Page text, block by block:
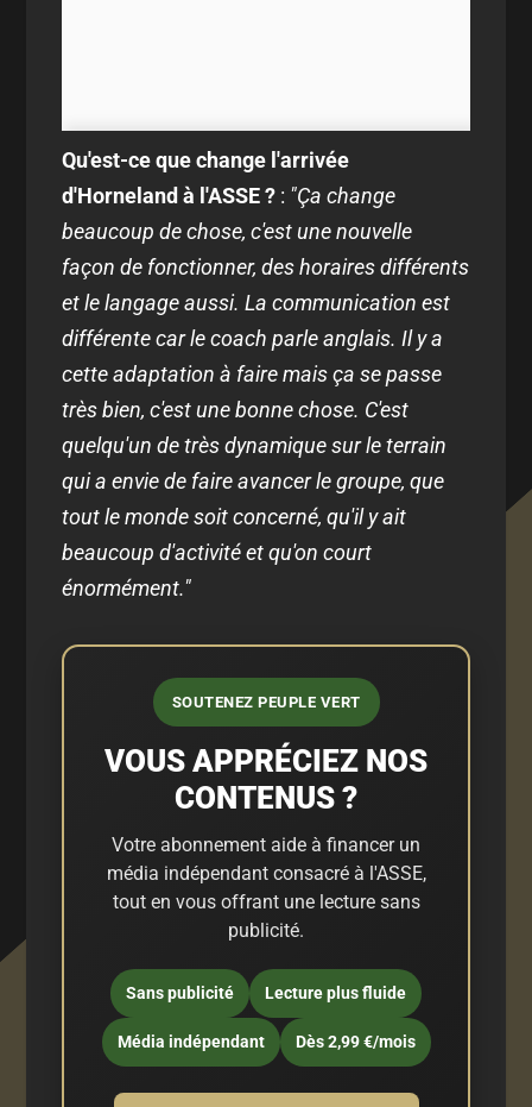
Qu'est-ce que change l'arrivée
d'Horneland à l'ASSE ? : "Ça change
beaucoup de chose, c'est une nouvelle
façon de fonctionner, des horaires différents
et le langage aussi. La communication est
différente car le coach parle anglais. Il y a
cette adaptation à faire mais ça se passe
très bien, c'est une bonne chose. C'est
quelqu'un de très dynamique sur le terrain
qui a envie de faire avancer le groupe, que
tout le monde soit concerné, qu'il y ait
beaucoup d'activité et qu'on court
énormément."
SOUTENEZ PEUPLE VERT
VOUS APPRÉCIEZ NOS
CONTENUS ?
Votre abonnement aide à financer un
média indépendant consacré à l'ASSE,
tout en vous offrant une lecture sans
publicité.
Sans publicité Lecture plus fluide
Média indépendant Dès 2,99 €/mois